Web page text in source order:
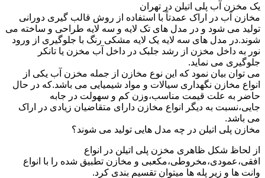
یک مخزن آب پلی اتیلن در تهران
مخازن آب در اراک عمدتاً با استفاده از روش قالب گیری دورانی
تولید می شود و در مدل های تک لایه و سه لایه طراحی و ساخته می
شوند.در مدل های سه لایه یک لایه مشکی رنگ با جلوگیری از ورود
نور به داخل مخزن از رشد جلبک در داخل آب مخزن یا تانکر
جلوگیری می نماید.
می توان بیان نمود که این نوع مخازن از جمله مخزن آب یکی از
انواع مخازن نگهداری سیالات و مواد شیمیایی می باشد.که در حال
حاضر به علت قیمت مناسب،وزن کم و سهولت در جابه
جایی،نسبت به دیگر انواع مخازن دارای متقاضیان زیادی در اراک
می باشد.
مخازن پلی اتیلن در چه مدل هایی تولید می شوند؟
از لحاظ شکل ظاهری مخزن پلی اتیلن در انواع
افقی،عمودی،مخروطی،مکعبی و مخازن تطبیق شده را با انواع
وانت ها و زیر پله ها میتوان تقسیم بندی کرد.